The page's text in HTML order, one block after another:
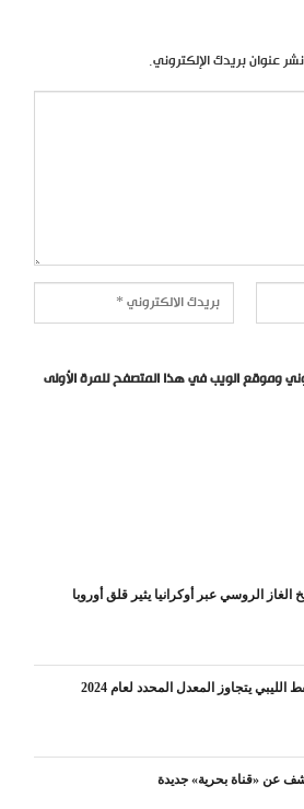
عنوان بريدك الإلكتروني.
وموقع الويب في هذا المتصفح للمرة الأولى
الروسي عبر أوكرانيا يثير قلق أوروبا
الليبي يتجاوز المعدل المحدد لعام 2024
عن «قناة بحرية» جديدة